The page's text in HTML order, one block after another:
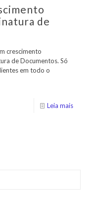
de
crescimento
de Documentos. Só
em todo o
Leia mais